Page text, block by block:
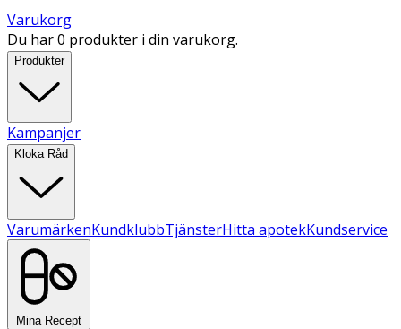
Varukorg
Du har 0 produkter i din varukorg.
Produkter
Kampanjer
Kloka Råd
VarumärkenKundklubbTjänsterHitta apotekKundservice
Mina Recept